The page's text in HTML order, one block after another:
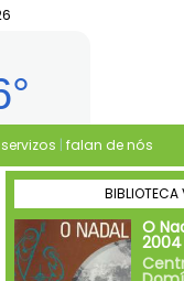
servizos | falan de nós